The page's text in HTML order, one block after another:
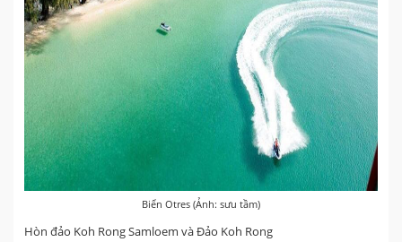
Biển Otres (Ảnh: sưu tầm)
Hòn đảo Koh Rong Samloem và Đảo Koh Rong